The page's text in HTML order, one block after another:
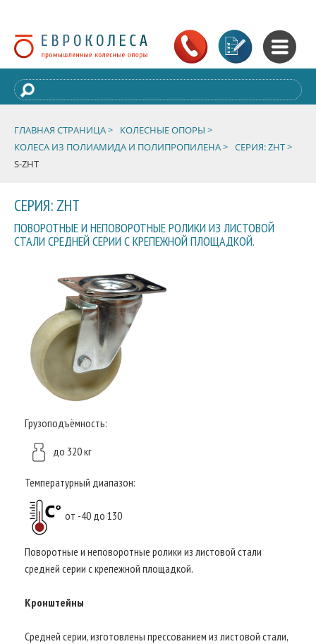
ГЛАВНАЯ СТРАНИЦА >
КОЛЕСНЫЕ ОПОРЫ >
КОЛЕСА ИЗ ПОЛИАМИДА И ПОЛИПРОПИЛЕНА > СЕРИЯ: ZHT >
S-ZHT
СЕРИЯ: ZHT
ПОВОРОТНЫЕ И НЕПОВОРОТНЫЕ РОЛИКИ ИЗ ЛИСТОВОЙ
СТАЛИ СРЕДНЕЙ СЕРИИ С КРЕПЕЖНОЙ ПЛОЩАДКОЙ.
Грузоподъёмность:
до 320 кг
Температурный диапазон:
от -40 до 130
Поворотные и неповоротные ролики из листовой стали
средней серии с крепежной площадкой.
Кронштейны
Средней серии, изготовлены прессованием из листовой стали,